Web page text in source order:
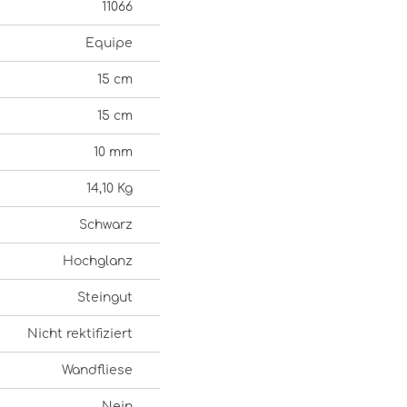
11066
Equipe
15 cm
15 cm
10 mm
14,10 Kg
Schwarz
Hochglanz
Steingut
Nicht rektifiziert
Wandfliese